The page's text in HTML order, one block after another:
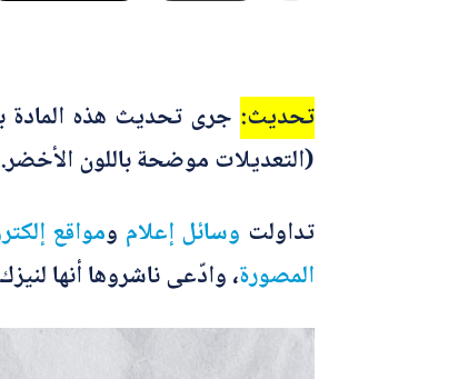
تحديث:
(التعديلات موضحة باللون الأخضر.
تداولت وسائل إعلام ومواقع
المصورة، وادّعى ناشروها أنها